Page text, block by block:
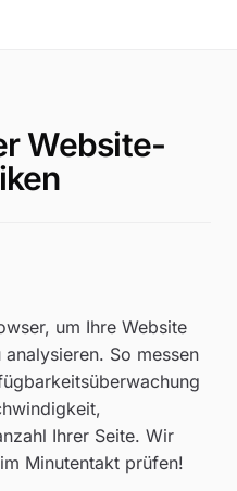
Website-
um Ihre Website
So messen
Ihrer Seite. Wir
Minutentakt prüfen!